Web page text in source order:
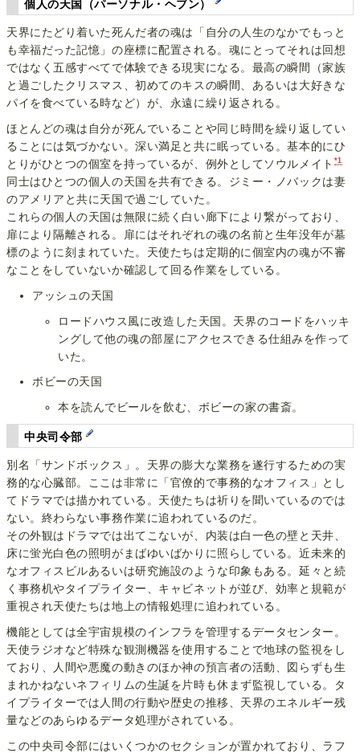
個人の天国（パーソナル・ヘブン）
天界にたどり着いた死んだ者の魂は「自分の人生のなかでもっと
も幸福だった記憶」の座標に配置される。魂にとってそれは回想
ではなく五感すべてで体験できる現実になる。最高の瞬間（家族
と過ごしたクリスマス、初めてのキスの瞬間、あるいは大好きな
パイを食べている時など）が、永遠に繰り返される。
ほとんどの魂は自分が死んでいることや同じ時間を繰り返してい
ることには気づかない。深い満足と共に眠っている。基本的にひ
とりがひとつの個室を持っているが、例外としてソウルメイト *1
同士はひとつの個人の天国を共有できる。ジミー・ノバックは妻
のアメリアと共に天国で過ごしていた。
これらの個人の天国は無限に続く白い廊下により繋がっており、
扉により隔離される。扉にはそれぞれの魂の名前と生年没年が墓
標のように刻まれていた。天使たちは定期的に個室内の魂が不審
なことをしていないか確認して回る作業をしている。
アッシュの天国
ロードハウス風に改造した天国。天界のコードをハッキ
ングして他の魂の部屋にアクセスできる仕組みを作って
いた。
ボビーの天国
本を読んでビールを飲む、ボビーの家の書斎。
中央司令部
別名「サンドボックス」。天界の膨大な業務を遂行するための実
務的な心臓部。ここは非常に「官僚的で事務的なオフィス」とし
てドラマでは描かれている。天使たちは祈りを聞いているのでは
ない。終わらない事務作業に追われているのだ。
その外観はドラマでは出てこないが、内装は白一色の壁と天井、
床に蛍光白色の照明がまばゆいばかりに照らしている。近未来的
なオフィスビルあるいは研究施設のような印象もある。延々と続
く事務机やタイプライター、キャビネットが並び、効率と規範が
重視され天使たちは地上の情報処理に追われている。
機能としては全宇宙規模のインフラを管理するデータセンター。
天使ラジオなど特殊な観測機器を使用することで地球の監視をし
ており、人間や悪魔の動きのほか神の預言者の活動、図らずも生
まれかねないネフィリムの生誕を片時も休まず監視している。タ
イプライターでは人間の行動や歴史の推移、天界のエネルギー残
量などのあらゆるデータ処理がされている。
この中央司令部にはいくつかのセクションが置かれており、ラフ